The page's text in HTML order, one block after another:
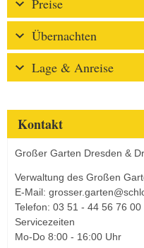
Preise
Übernachten
Lage & Anreise
Kontakt
Großer Garten Dresden &
Verwaltung des Großen
E-Mail:
Telefon: 03 51 - 44 56 76 00
Servicezeiten
Mo-Do 8:00 - 16:00 Uhr